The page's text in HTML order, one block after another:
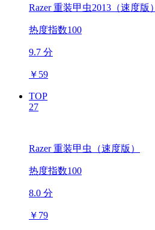
Razer 重装甲虫2013（速度版）
热度指数100
9.7 分
￥ 59
TOP
27
Razer 重装甲虫（速度版）
热度指数100
8.0 分
￥ 79